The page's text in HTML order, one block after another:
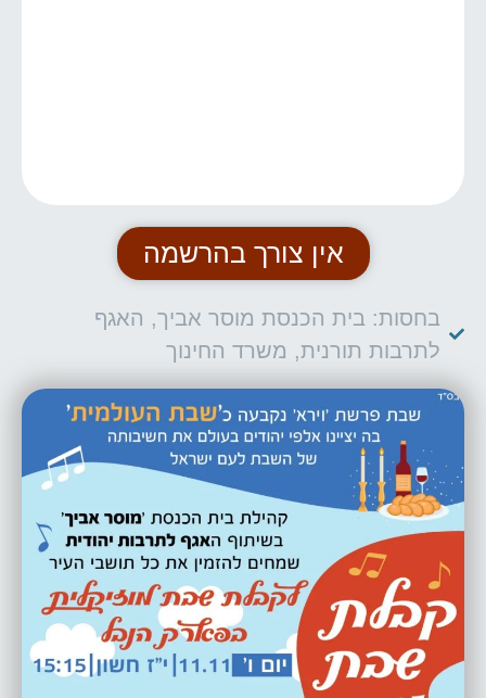
אין צורך בהרשמה
בחסות: בית הכנסת מוסר אביך, האגף
לתרבות תורנית, משרד החינוך